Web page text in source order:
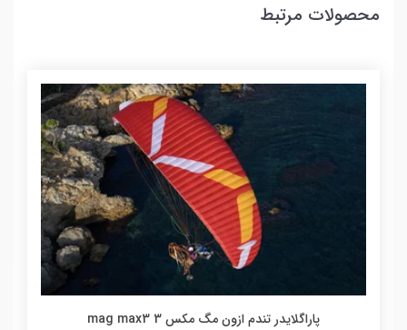
محصولات مرتبط
پاراگلایدر تندم ازون مگ مکس 3 mag max3